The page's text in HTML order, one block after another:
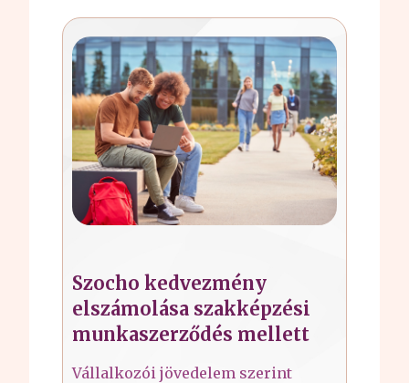
Szocho kedvezmény
elszámolása szakképzési
munkaszerződés mellett
Vállalkozói jövedelem szerint